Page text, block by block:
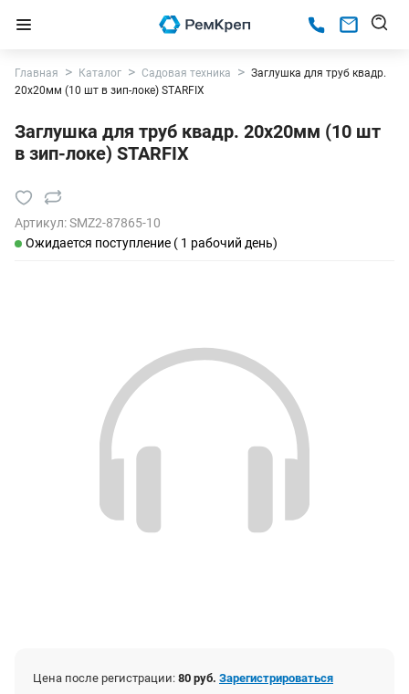
Главная Каталог Садовая техника
Заглушка для труб квадр.
20х20мм (10 шт в зип-локе) STARFIX
Заглушка для труб квадр. 20х20мм (10 шт
в зип-локе) STARFIX
Артикул:SMZ2-87865-10
Ожидается поступление ( 1 рабочий день)
Цена после регистрации: 80 руб. Зарегистрироваться